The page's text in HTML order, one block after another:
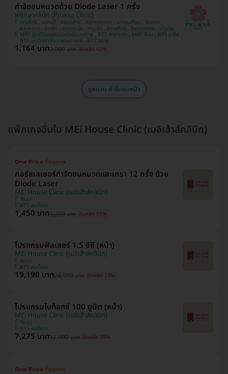
กำจัดขนหนวดด้วย Diode Laser 1 ครั้ง
พฤกษาคลินิก (Pruksa Clinic)
ปทุมธานี , นนทบุรี , คลองสาน , สมุทรปราการ , บางขุนเทียน , ดินแดง ,
สวนหลวง , บางรัก , ลาดกระบัง , พญาไท , ลาดพร้าว , วังทองหลาง , ปทุมวัน
MRT ศูนย์วัฒนธรรมแห่งประเทศไทย , BTS ศาลาแดง , MRT สีลม , BTS อารีย์ ,
BTS มหาวิทยาลัยเกษตรศาสตร์ , BTS สยาม
1,164 บาท2,000 บาท ประหยัด 42%
ดูหมวด กำจัดขนหน้า
แพ็กเกจอื่นใน MEi House Clinic (เมอิเฮ้าส์คลินิก)
คอร์สเลเซอร์กำจัดขนหนวดและเครา 12 ครั้ง ด้วย
Diode Laser
MEi House Clinic (เมอิเฮ้าส์คลินิก)
วัฒนา
BTS พระโขนง
1,450 บาท3,200 บาท ประหยัด 55%
โปรแกรมฟิลเลอร์ 1.5 ซีซี (หน้า)
MEi House Clinic (เมอิเฮ้าส์คลินิก)
วัฒนา
BTS พระโขนง
19,190 บาท24,990 บาท ประหยัด 23%
โปรแกรมโบท็อกซ์ 100 ยูนิต (หน้า)
MEi House Clinic (เมอิเฮ้าส์คลินิก)
วัฒนา
BTS พระโขนง
7,275 บาท12,000 บาท ประหยัด 39%